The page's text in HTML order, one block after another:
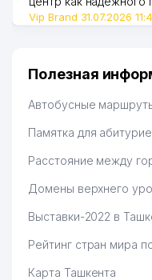
Vip Brand 31.07.2026
Полезная
Автобусные
Памятка для
Расстояние между
Домены верхнего
Выставки-2022 в
Рейтинг стран мира
Карта Ташкента